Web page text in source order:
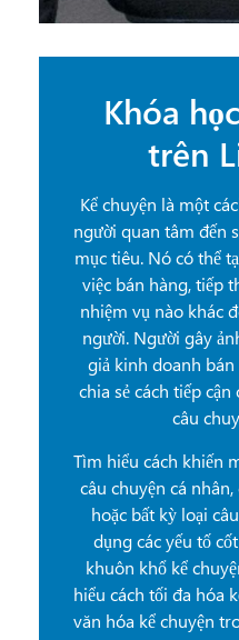
Khóa
trên
Kể chuyện là một
người quan tâm đến
mục tiêu. Nó có thể
việc bán hàng, tiếp
nhiệm vụ nào khác
người. Người gây
giả kinh doanh bán
chia sẻ cách tiếp
câu
Tìm hiểu cách khiến
câu chuyện cá
hoặc bất kỳ loại
dụng các yếu tố
khuôn khổ kể
hiểu cách tối đa hóa
văn hóa kể chuyện